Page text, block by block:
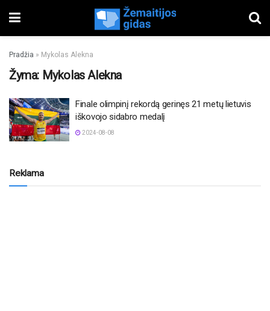
Pradžia » Mykolas Alekna
Žyma: Mykolas Alekna
Finale olimpinį rekordą gerinęs 21 metų lietuvis
iškovojo sidabro medalį
2024-08-08
Reklama